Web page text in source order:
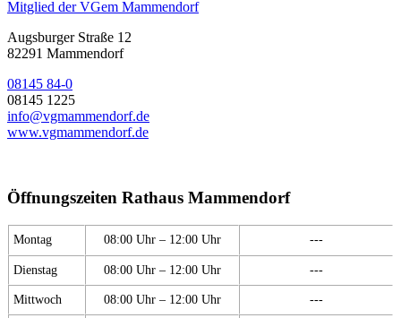
Mitglied der VGem Mammendorf
Augsburger Straße 12
82291 Mammendorf
08145 84-0
08145 1225
info@vgmammendorf.de
www.vgmammendorf.de
Öffnungszeiten Rathaus Mammendorf
Montag 08:00 Uhr – 12:00 Uhr ---
Dienstag 08:00 Uhr – 12:00 Uhr ---
Mittwoch 08:00 Uhr – 12:00 Uhr ---